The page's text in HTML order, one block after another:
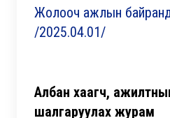
Жолооч ажлын
/2025.04.01/
Албан хаагч,
шалгаруулах журам